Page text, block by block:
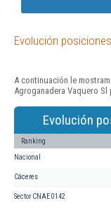
Evolución
A continuación le
Agroganadera Vaquero
Evolución
Ranking
Nacional
Cáceres
Sector CNAE 0142